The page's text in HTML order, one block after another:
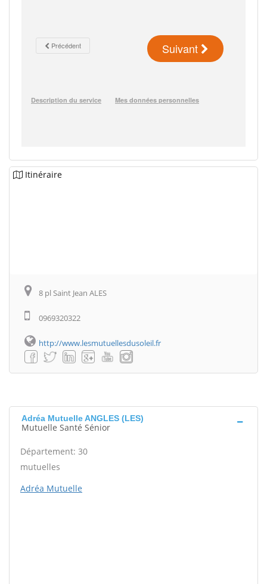
Itinéraire
8 pl Saint Jean ALES
0969320322
http://www.lesmutuellesdusoleil.fr
Adréa Mutuelle ANGLES (LES)
Mutuelle Santé Sénior
Département: 30
mutuelles
Adréa Mutuelle